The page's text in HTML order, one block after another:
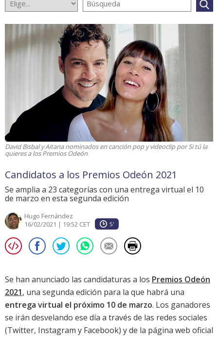
David Bisbal y Aitana nominados en canción pop y videoclip por Si tú la
quieres a los Premios Odeón
Candidatos a los Premios Odeón 2021
Se amplia a 23 categorías con una entrega virtual el 10
de marzo en esta segunda edición
Hugo Fernández
16/02/2021 | 19:52 CET
5'
Se han anunciado las candidaturas a los Premios Odeón
2021, una segunda edición para la que habrá una
entrega virtual el próximo 10 de marzo. Los ganadores
se irán desvelando ese día a través de las redes sociales
(Twitter, Instagram y Facebook) y de la página web oficial